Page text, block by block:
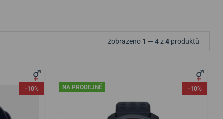
Zobrazeno 1 — 4 z4 produktů
-10% NA PRODEJNĚ -10%